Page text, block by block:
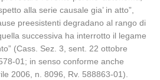
alla serie causale gia’ in atto”,
preesistenti degradano al rango di
successiva ha interrotto il legame
(Cass. Sez. 3, sent. 22 ottobre
01; in senso conforme anche
2006, n. 8096, Rv. 588863-01).